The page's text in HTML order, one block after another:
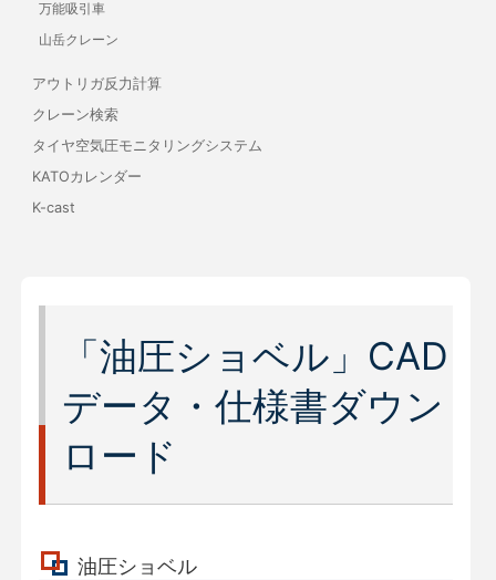
万能吸引車
山岳クレーン
アウトリガ反力計算
クレーン検索
タイヤ空気圧モニタリングシステム
KATOカレンダー
K-cast
「油圧ショベル」CAD
データ・仕様書ダウン
ロード
油圧ショベル